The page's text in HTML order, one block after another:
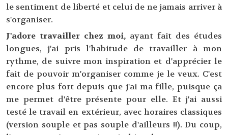
le sentiment de liberté et celui de ne jamais arriver à
s'organiser.
J'adore travailler chez moi, ayant fait des études
longues, j'ai pris l'habitude de travailler à mon
rythme, de suivre mon inspiration et d'apprécier le
fait de pouvoir m'organiser comme je le veux. C'est
encore plus fort depuis que j'ai ma fille, puisque ça
me permet d'être présente pour elle. Et j'ai aussi
testé le travail en extérieur, avec horaires classiques
(version souple et pas souple d'ailleurs !!). Du coup,